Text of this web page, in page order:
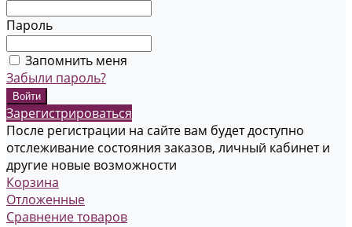
Пароль
Запомнить меня
Забыли пароль?
Зарегистрироваться
После регистрации на сайте вам будет доступно
отслеживание состояния заказов, личный кабинет и
другие новые возможности
Корзина
Отложенные
Сравнение товаров